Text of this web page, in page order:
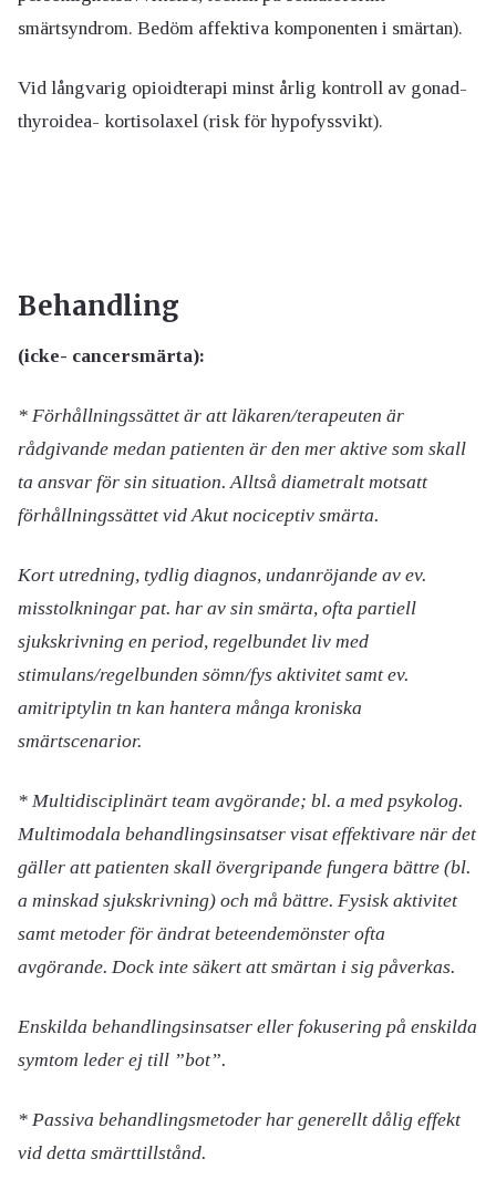
smärtsyndrom. Bedöm affektiva komponenten i smärtan).
Vid långvarig opioidterapi minst årlig kontroll av gonad-
thyroidea- kortisolaxel (risk för hypofyssvikt).
Behandling
(icke- cancersmärta):
* Förhållningssättet är att läkaren/terapeuten är
rådgivande medan patienten är den mer aktive som skall
ta ansvar för sin situation. Alltså diametralt motsatt
förhållningssättet vid Akut nociceptiv smärta.
Kort utredning, tydlig diagnos, undanröjande av ev.
misstolkningar pat. har av sin smärta, ofta partiell
sjukskrivning en period, regelbundet liv med
stimulans/regelbunden sömn/fys aktivitet samt ev.
amitriptylin tn kan hantera många kroniska
smärtscenarior.
* Multidisciplinärt team avgörande; bl. a med psykolog.
Multimodala behandlingsinsatser visat effektivare när det
gäller att patienten skall övergripande fungera bättre (bl.
a minskad sjukskrivning) och må bättre. Fysisk aktivitet
samt metoder för ändrat beteendemönster ofta
avgörande. Dock inte säkert att smärtan i sig påverkas.
Enskilda behandlingsinsatser eller fokusering på enskilda
symtom leder ej till ”bot”.
* Passiva behandlingsmetoder har generellt dålig effekt
vid detta smärttillstånd.